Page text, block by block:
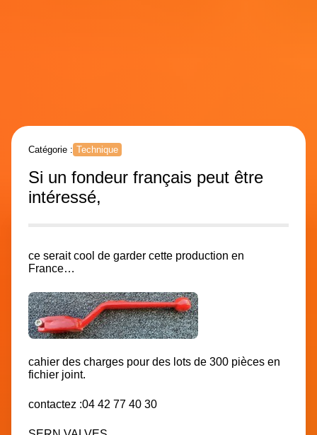
Catégorie : Technique
Si un fondeur français peut être
intéressé,
ce serait cool de garder cette production en
France…
cahier des charges pour des lots de 300 pièces en
fichier joint.
contactez :04 42 77 40 30